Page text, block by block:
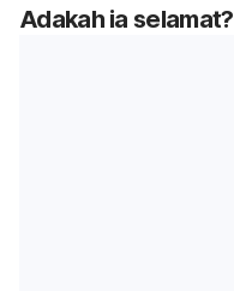
Adakah ia selamat?